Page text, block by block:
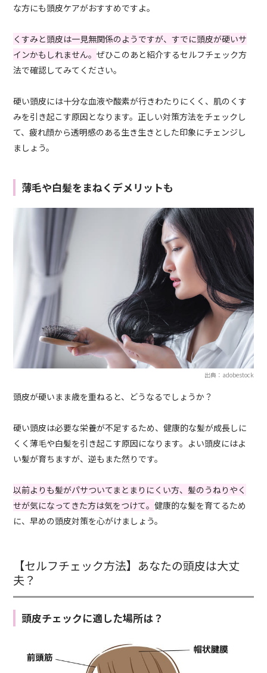
な方にも頭皮ケアがおすすめですよ。
くすみと頭皮は一見無関係のようですが、すでに頭皮が硬いサ
インかもしれません。ぜひこのあと紹介するセルフチェック方
法で確認してみてください。
硬い頭皮には十分な血液や酸素が行きわたりにくく、肌のくす
みを引き起こす原因となります。正しい対策方法をチェックし
て、疲れ顔から透明感のある生き生きとした印象にチェンジし
ましょう。
薄毛や白髪をまねくデメリットも
出典：adobestock
頭皮が硬いまま歳を重ねると、どうなるでしょうか？
硬い頭皮は必要な栄養が不足するため、健康的な髪が成長しに
くく薄毛や白髪を引き起こす原因になります。よい頭皮にはよ
い髪が育ちますが、逆もまた然りです。
以前よりも髪がパサついてまとまりにくい方、髪のうねりやく
せが気になってきた方は気をつけて。健康的な髪を育てるため
に、早めの頭皮対策を心がけましょう。
【セルフチェック方法】あなたの頭皮は大丈
夫？
頭皮チェックに適した場所は？